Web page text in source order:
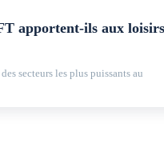
apportent-ils aux loisirs
secteurs les plus puissants au